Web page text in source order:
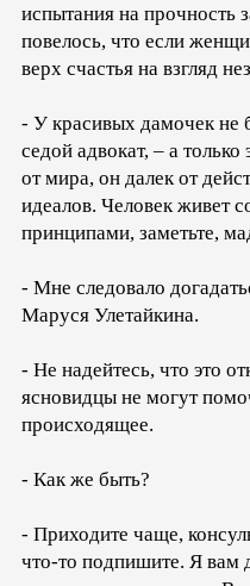
испытания на прочность
повелось, что если
верх счастья на взгляд
- У красивых дамочек не
седой адвокат, – а
от мира, он далек от
идеалов. Человек живет
принципами, заметьте,
- Мне следовало
Маруся Улетайкина.
- Не надейтесь, что это
ясновидцы не могут
происходящее.
- Как же быть?
- Приходите чаще,
что-то подпишите. Я вам